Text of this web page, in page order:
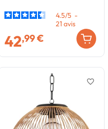
4.5/5 -
21 avis
42,99 €
favorite_border